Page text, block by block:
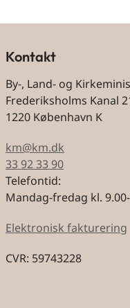
Kontakt
By-, Land- og
Frederiksholms Kanal
1220 København K
km@km.dk
33 92 33 90
Telefontid:
Mandag-fredag kl.
Elektronisk fakturering
CVR: 59743228